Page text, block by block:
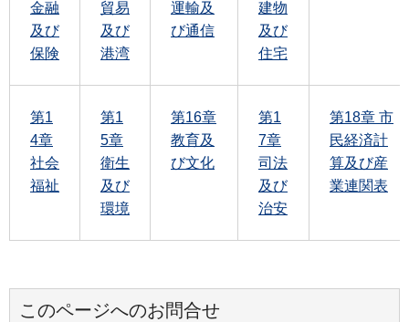
金融
及び
保険
貿易
及び
港湾
運輸及
び通信
建物
及び
住宅
第1
4章
社会
福祉
第1
5章
衛生
及び
環境
第16章
教育及
び文化
第1
7章
司法
及び
治安
第18章 市
民経済計
算及び産
業連関表
このページへのお問合せ